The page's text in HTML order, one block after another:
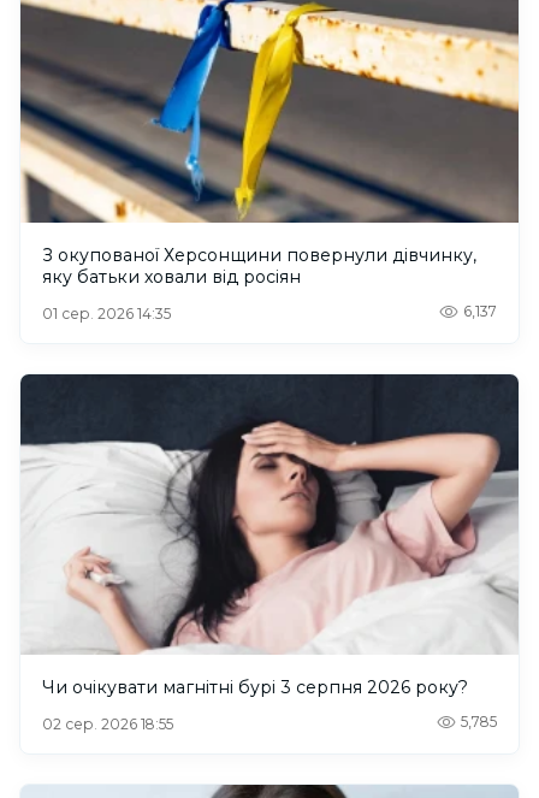
З окупованої Херсонщини повернули дівчинку,
яку батьки ховали від росіян
01 сер. 2026 14:35 6,137
Чи очікувати магнітні бурі 3 серпня 2026 року?
02 сер. 2026 18:55 5,785